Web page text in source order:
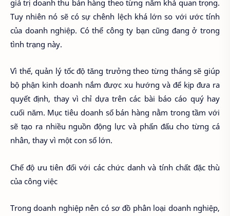
giá trị doanh thu bán hàng theo từng năm khá quan trọng.
Tuy nhiên nó sẽ có sự chênh lệch khá lớn so với ước tính
của doanh nghiệp. Có thể công ty bạn cũng đang ở trong
tình trạng này.
Vì thế, quản lý tốc độ tăng trưởng theo từng tháng sẽ giúp
bộ phận kinh doanh nắm được xu hướng và để kịp đưa ra
quyết định, thay vì chỉ dựa trên các bài báo cáo quý hay
cuối năm. Mục tiêu doanh số bán hàng nằm trong tầm với
sẽ tạo ra nhiều nguồn động lực và phấn đấu cho từng cá
nhân, thay vì một con số lớn.
Chế độ ưu tiên đối với các chức danh và tính chất đặc thù
của công việc
Trong doanh nghiệp nên có sơ đồ phân loại doanh nghiệp,